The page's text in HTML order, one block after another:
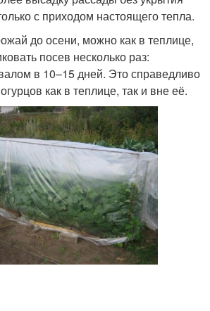
с приходом настоящего тепла.
до осени, можно как в теплице,
посев несколько раз:
в 10–15 дней. Это справедливо
как в теплице, так и вне её.